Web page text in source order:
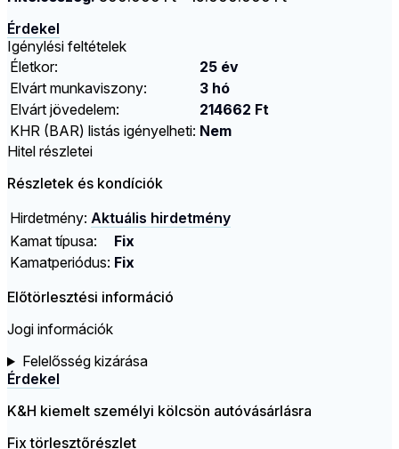
Érdekel
Igénylési feltételek
Életkor:
25 év
Elvárt munkaviszony:
3 hó
Elvárt jövedelem:
214662 Ft
KHR (BAR) listás igényelheti: Nem
Hitel részletei
Részletek és kondíciók
Hirdetmény: Aktuális hirdetmény
Kamat típusa:
Fix
Kamatperiódus: Fix
Előtörlesztési információ
Jogi információk
Felelősség kizárása
Érdekel
K&H kiemelt személyi kölcsön autóvásárlásra
Fix törlesztőrészlet